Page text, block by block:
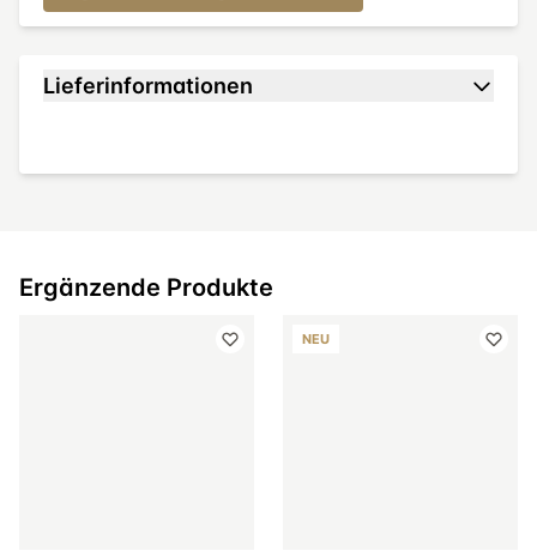
Lieferinformationen
Ergänzende Produkte
NEU